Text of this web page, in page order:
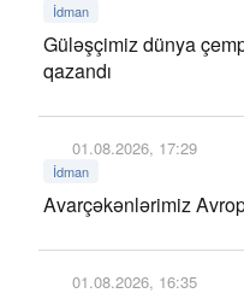
İdman
Güləşçimiz dünya
qazandı
01.08.2026, 17:29
İdman
Avarçəkənlərimiz
01.08.2026, 16:35